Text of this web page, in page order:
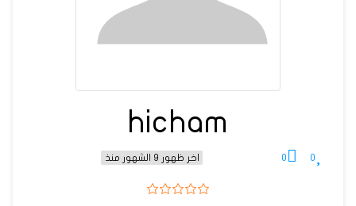
hicham
0
0 اخر ظهور 9 الشهور منذ